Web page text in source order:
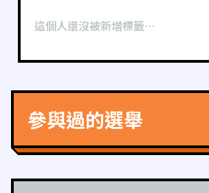
這個人還沒被新增標籤⋯
參與過的選舉